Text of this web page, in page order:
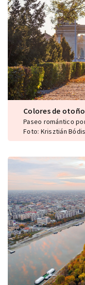
Colores de otoño
Paseo romántico
Foto: Krisztián Bódis